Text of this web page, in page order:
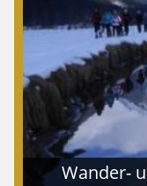
Wander-